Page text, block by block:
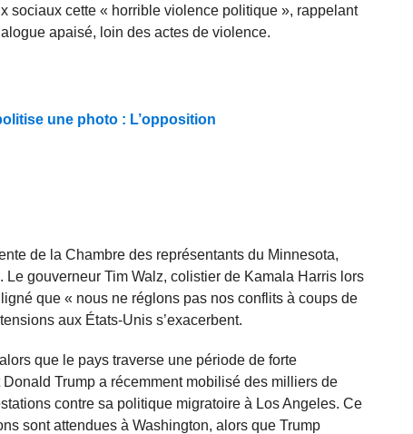
sociaux cette « horrible violence politique », rappelant
apaisé, loin des actes de violence.
une photo : L’opposition
de la Chambre des représentants du Minnesota,
gouverneur Tim Walz, colistier de Kamala Harris lors
que « nous ne réglons pas nos conflits à coups de
aux États-Unis s’exacerbent.
que le pays traverse une période de forte
Trump a récemment mobilisé des milliers de
contre sa politique migratoire à Los Angeles. Ce
sont attendues à Washington, alors que Trump